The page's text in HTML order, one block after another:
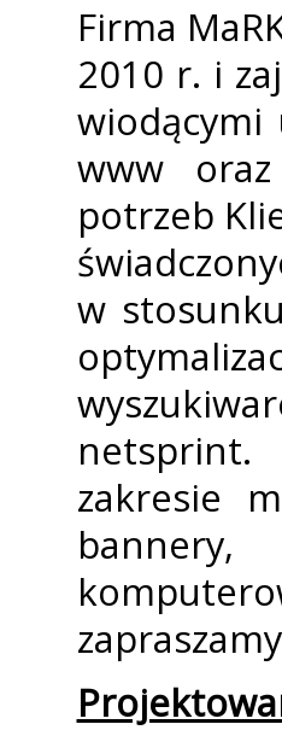
Firma
2010 r. i
www
potrzeb
w
zakresie